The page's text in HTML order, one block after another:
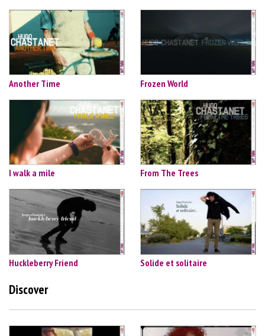
Another Time Frozen World
I walk a mile From The Trees
Huckleberry Friend Solide et solitaire
Discover